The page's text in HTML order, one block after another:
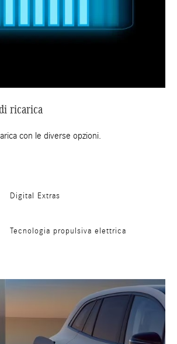
ricarica
con le diverse opzioni.
Digital Extras
Tecnologia propulsiva elettrica